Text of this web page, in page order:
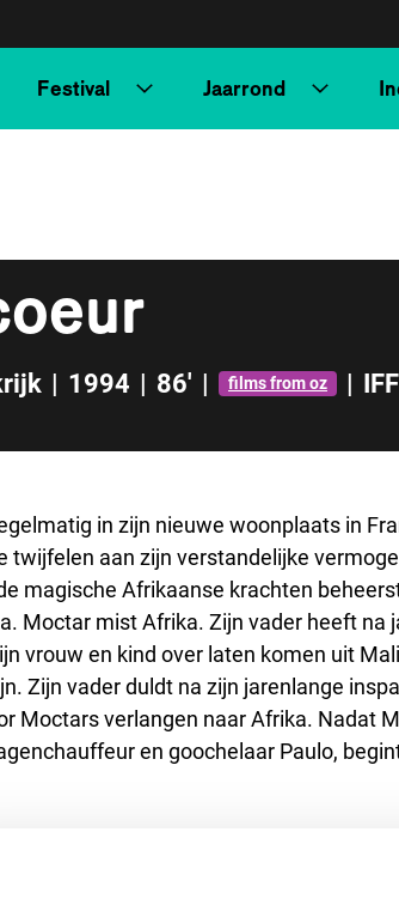
Festival Jaarrond
| 1994 | 86' | films from oz |
in zijn nieuwe woonplaats in
twijfelen aan zijn verstandelijke
magische Afrikaanse krachten
Moctar mist Afrika. Zijn vader heeft na
vrouw en kind over laten komen uit
Zijn vader duldt na zijn jarenlange
Moctars verlangen naar Afrika. Nadat
en goochelaar Paulo,